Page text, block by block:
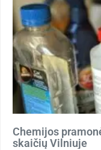
Chemijos
skaičių Vilniuje